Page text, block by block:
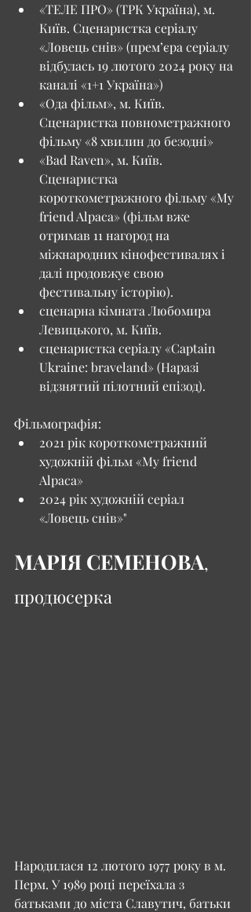
«ТЕЛЕ ПРО» (ТРК Україна), м.
Київ. Сценаристка серіалу
«Ловець снів» (прем’єра серіалу
відбулась 19 лютого 2024 року на
каналі «1+1 Україна»)
«Ода фільм», м. Київ.
Сценаристка повнометражного
фільму «8 хвилин до безодні»
«Bad Raven», м. Київ.
Сценаристка
короткометражного фільму «My
friend Alpaca» (фільм вже
отримав 11 нагород на
міжнародних кінофестивалях і
далі продовжує свою
фестивальну історію).
сценарна кімната Любомира
Левицького, м. Київ.
сценаристка серіалу «Captain
Ukraine: braveland» (Наразі
відзнятий пілотний епізод).
Фільмографія:
2021 рік короткометражний
художній фільм «My friend
Alpaca»
2024 рік художній серіал
«Ловець снів»"
МАРІЯ СЕМЕНОВА,
продюсерка
Народилася 12 лютого 1977 року в м.
Перм. У 1989 році переїхала з
батьками до міста Славутич, батьки